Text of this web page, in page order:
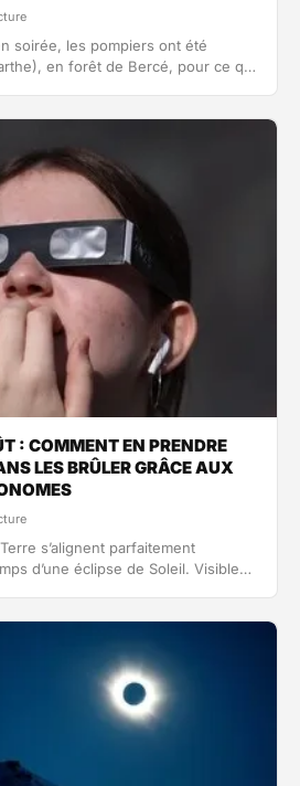
soirée, les pompiers ont été
en forêt de Bercé, pour ce qui
: COMMENT EN PRENDRE
LES BRÛLER GRÂCE AUX
s’alignent parfaitement
d’une éclipse de Soleil. Visible